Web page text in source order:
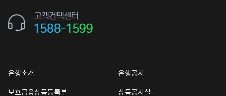
은행소개 은행공시
보호금융상품등록부 상품공시실